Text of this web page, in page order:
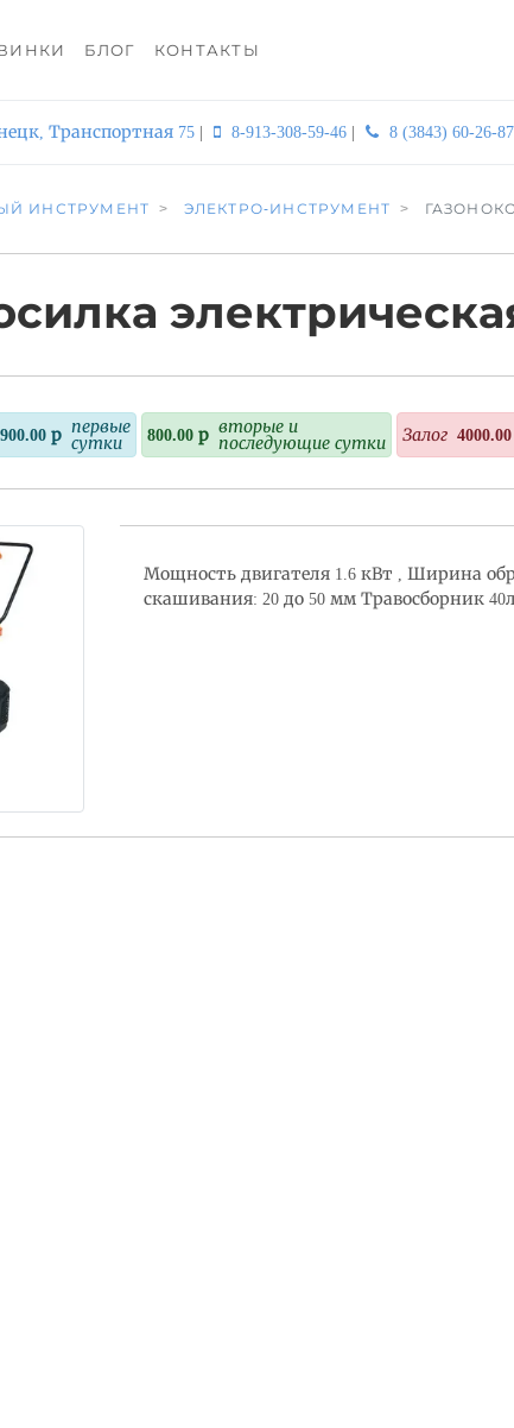
БЛОГ КОНТАКТЫ
Транспортная 75 | 8-913-308-59-46 | 8 (3843) 60-26-87
ИНСТРУМЕНТ ЭЛЕКТРО-ИНСТРУМЕНТ
900.00 р первые
сутки
800.00 р вторые и
последующие сутки
Залог
Мощность двигателя 1.6 кВт , Ширина
скашивания: 20 до 50 мм Травосборник 40л